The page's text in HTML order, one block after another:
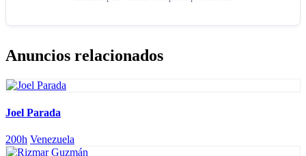
Anuncios relacionados
Joel Parada
200h Venezuela